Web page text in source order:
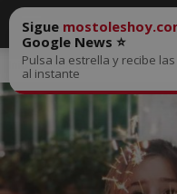
Inicio Noticias
Sigue
Google News ⭐
Pulsa la estrella y recibe
al instante